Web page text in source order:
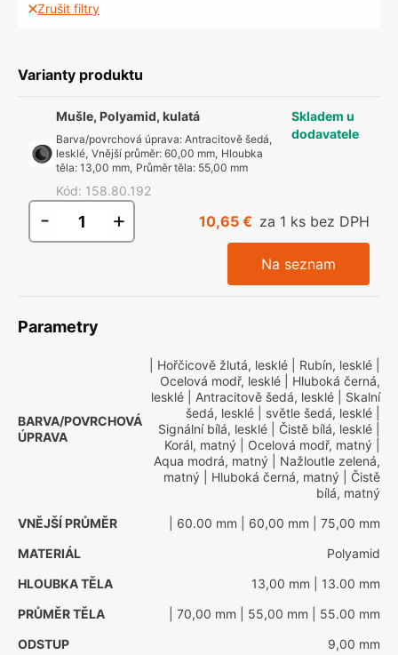
Zrušit filtry
Varianty produktu
Mušle, Polyamid, kulatá
Barva/povrchová úprava:Antracitově šedá,
lesklé, Vnější průměr:60,00 mm, Hloubka
těla:13,00 mm, Průměr těla: 55,00 mm
Kód: 158.80.192
Skladem u
dodavatele
- + 10,65 € za 1 ks bez DPH
Na seznam
Parametry
BARVA/POVRCHOVÁ
ÚPRAVA
| Hořčicově žlutá, lesklé | Rubín, lesklé
Ocelová modř, lesklé | Hluboká černá,
lesklé | Antracitově šedá, lesklé | Skalní
šedá, lesklé | světle šedá, lesklé
Signální bílá, lesklé | Čistě bílá, lesklé
Korál, matný | Ocelová modř, matný
Aqua modrá, matný | Nažloutle zelená,
matný | Hluboká černá, matný | Čistě
bílá, matný
VNĚJŠÍ PRŮMĚR
| 60.00 mm | 60,00 mm | 75,00 mm
MATERIÁL
Polyamid
HLOUBKA TĚLA
13,00 mm | 13.00 mm
PRŮMĚR TĚLA
| 70,00 mm | 55,00 mm | 55.00 mm
ODSTUP
9,00 mm